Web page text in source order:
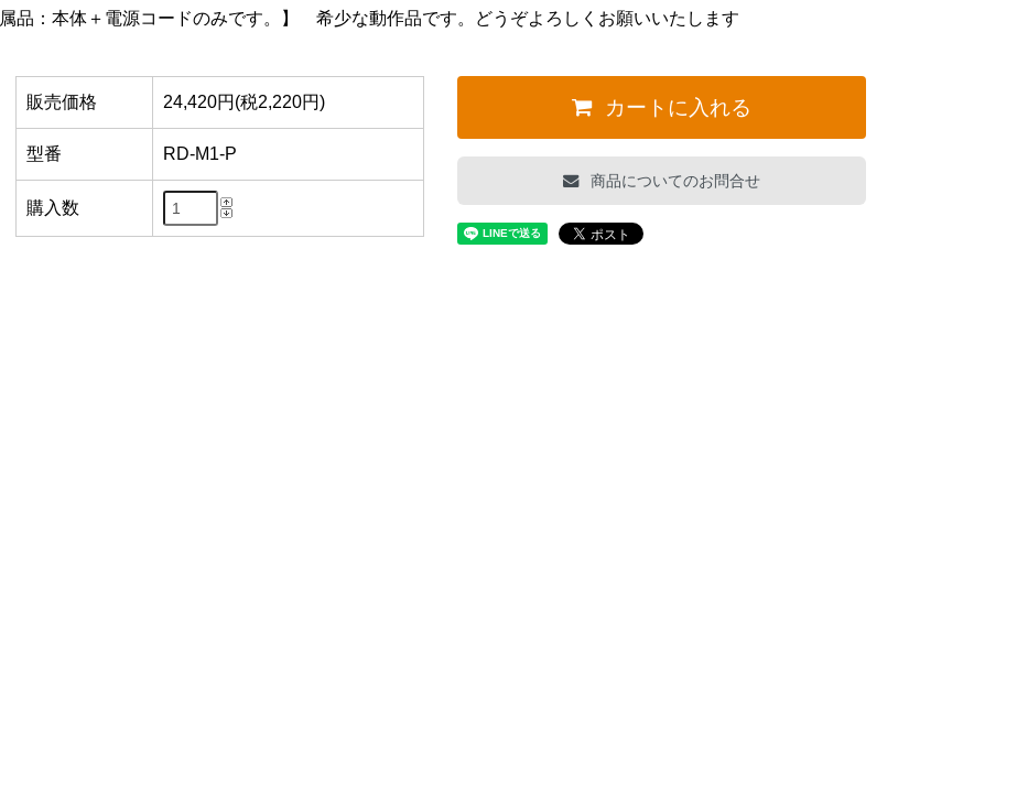
属品：本体＋電源コードのみです。】 希少な動作品です。どうぞよろしくお願いいたします
販売価格 24,420円(税2,220円)
型番 RD-M1-P
購入数
カートに入れる
商品についてのお問合せ